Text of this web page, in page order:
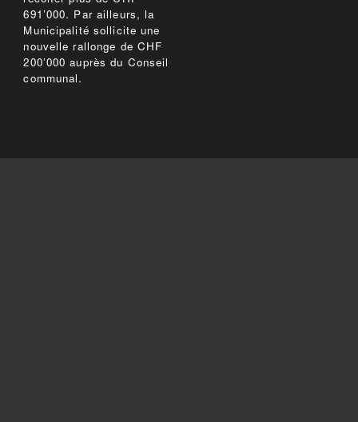
691’000. Par ailleurs, la
Municipalité sollicite une
nouvelle rallonge de CHF
200’000 auprès du Conseil
communal.